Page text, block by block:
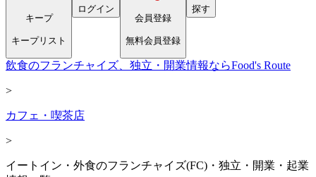
キープ
キープリスト
ログイン
会員登録
無料会員登録
探す
飲食のフランチャイズ、独立・開業情報ならFood's Route
>
カフェ・喫茶店
>
イートイン・外食のフランチャイズ(FC)・独立・開業・起業